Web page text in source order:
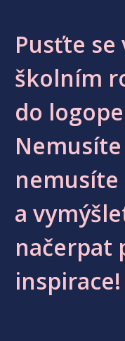
Pusťte se
školním
do
a
načerpat
inspirace!